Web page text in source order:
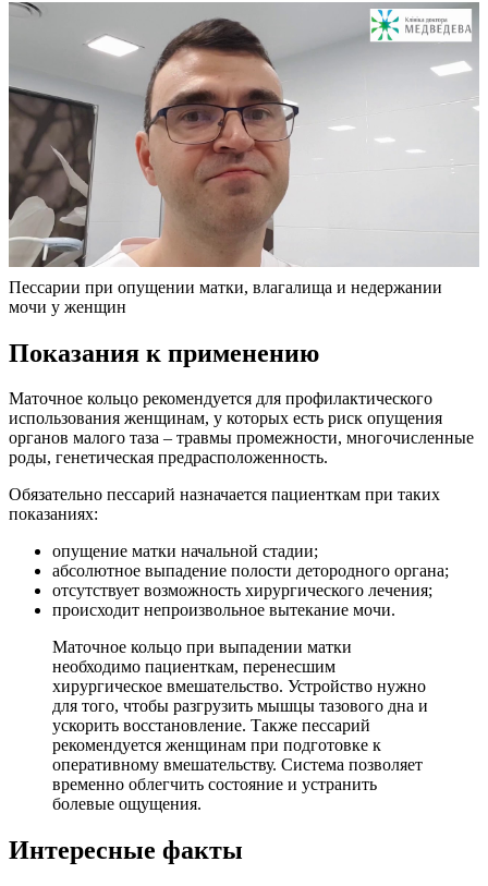
Пессарии при опущении матки, влагалища и недержании
мочи у женщин
Показания к применению
Маточное кольцо рекомендуется для профилактического
использования женщинам, у которых есть риск опущения
органов малого таза – травмы промежности, многочисленные
роды, генетическая предрасположенность.
Обязательно пессарий назначается пациенткам при таких
показаниях:
опущение матки начальной стадии;
абсолютное выпадение полости детородного органа;
отсутствует возможность хирургического лечения;
происходит непроизвольное вытекание мочи.
Маточное кольцо при выпадении матки
необходимо пациенткам, перенесшим
хирургическое вмешательство. Устройство нужно
для того, чтобы разгрузить мышцы тазового дна и
ускорить восстановление. Также пессарий
рекомендуется женщинам при подготовке к
оперативному вмешательству. Система позволяет
временно облегчить состояние и устранить
болевые ощущения.
Интересные факты